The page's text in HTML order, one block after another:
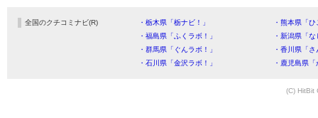
全国のクチコミナビ(R) ・栃木県「栃ナビ！」
・熊本県「
・福島県「ふくラボ！」
・新潟県「
・群馬県「ぐんラボ！」
・香川県「
・石川県「金沢ラボ！」
・鹿児島県
(C) HitBit